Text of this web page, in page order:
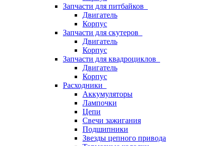
Запчасти для питбайков
Двигатель
Корпус
Запчасти для скутеров
Двигатель
Корпус
Запчасти для квадроциклов
Двигатель
Корпус
Расходники
Аккумуляторы
Лампочки
Цепи
Свечи зажигания
Подшипники
Звезды цепного привода